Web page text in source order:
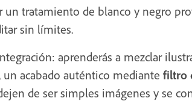
un tratamiento de blanco y negro
sin límites.
aprenderás a mezclar
acabado auténtico mediante filtro
de ser simples imágenes y se